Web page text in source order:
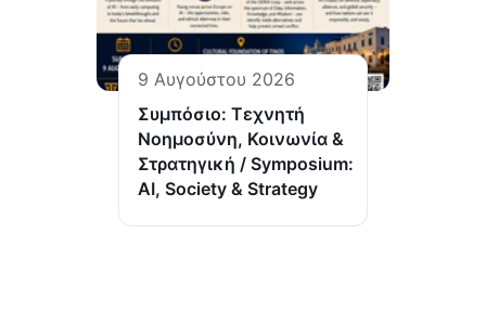
9 Αυγούστου 2026
Συμπόσιο: Τεχνητή
Νοημοσύνη, Κοινωνία &
Στρατηγική / Symposium:
AI, Society & Strategy